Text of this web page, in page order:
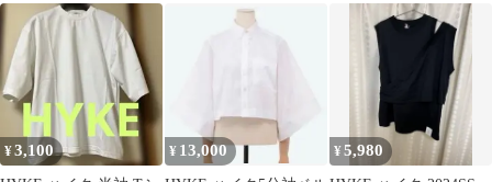
ス・フェイス Mサイ
¥3,100 ¥ 13,000 ¥5,980